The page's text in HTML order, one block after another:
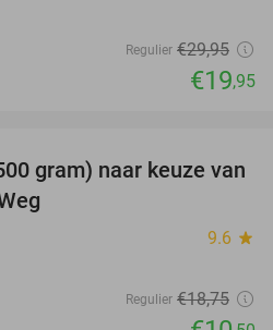
Regulier €29,95
€19,95
44%
gram) naar keuze van
9.6 star
Regulier €18,75